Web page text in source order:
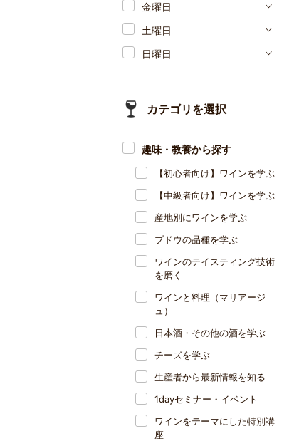
金曜日
土曜日
日曜日
カテゴリを選択
趣味・教養から探す
【初心者向け】ワインを学ぶ
【中級者向け】ワインを学ぶ
産地別にワインを学ぶ
ブドウの品種を学ぶ
ワインのテイスティング技術
を磨く
ワインと料理（マリアージ
ュ）
日本酒・その他の酒を学ぶ
チーズを学ぶ
生産者から最新情報を知る
1dayセミナー・イベント
ワインをテーマにした特別講
座